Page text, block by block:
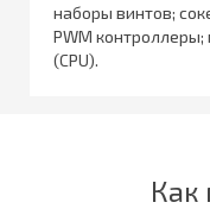
наборы винтов;
PWM
(CPU).
Как